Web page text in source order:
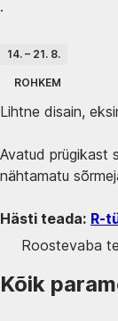
·
14. – 21. 8.
ROHKEM
Lihtne disain,
Avatud prügikast
nähtamatu
Hästi teada: R-
Roostevaba
Kõik